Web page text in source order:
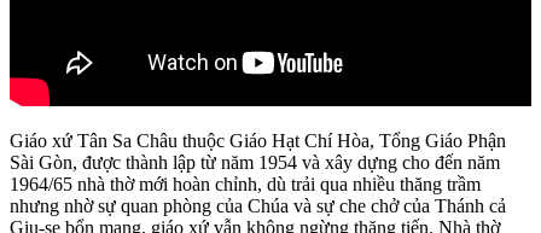
Giáo xứ Tân Sa Châu thuộc Giáo Hạt Chí Hòa, Tổng Giáo Phận
Sài Gòn, được thành lập từ năm 1954 và xây dựng cho đến năm
1964/65 nhà thờ mới hoàn chỉnh, dù trải qua nhiều thăng trầm
nhưng nhờ sự quan phòng của Chúa và sự che chở của Thánh cả
Giu-se bổn mạng, giáo xứ vẫn không ngừng thăng tiến. Nhà thờ